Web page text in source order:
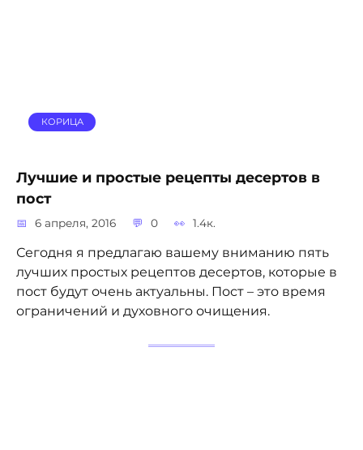
КОРИЦА
Лучшие и простые рецепты десертов в
пост
6 апреля, 2016 0 1.4к.
Сегодня я предлагаю вашему вниманию пять
лучших простых рецептов десертов, которые в
пост будут очень актуальны. Пост – это время
ограничений и духовного очищения.